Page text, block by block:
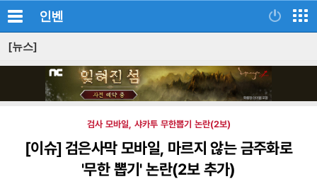
인벤
[뉴스]
검사 모바일, 샤카투 무한뽑기 논란(2보)
[이슈]검은사막 모바일, 마르지 않는 금주화로
'무한 뽑기' 논란(2보 추가)